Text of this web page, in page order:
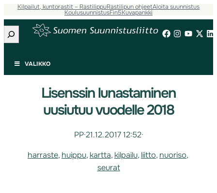
Kilpailut, kuntorastit – RastilippuRastilipun ohjeetAloita suunnistus
KoulusuunnistusFin5Kuvapankki
Etsi
VALIKKO
Lisenssin lunastaminen
uusiutuu vuodelle 2018
PP·21.12.2017 12:52·
harraste, huippu, kartta, kilpailu, liitto, nuoriso
seurat